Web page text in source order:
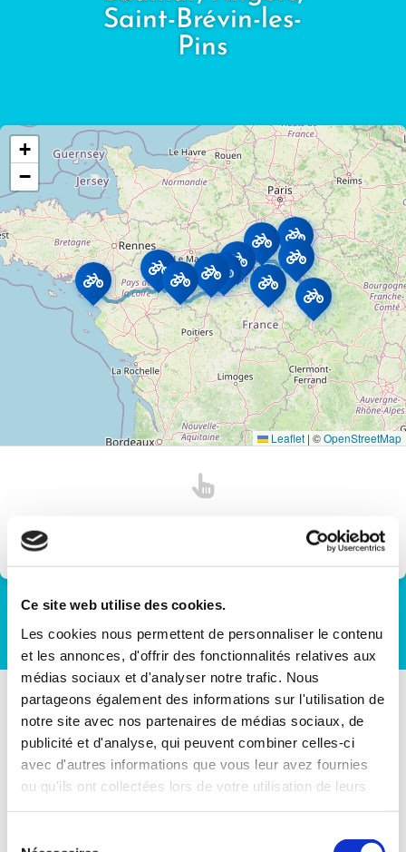
Ce site web utilise des cookies.
Les cookies nous permettent de personnaliser le contenu
et les annonces, d'offrir des fonctionnalités relatives aux
médias sociaux et d'analyser notre trafic. Nous
partageons également des informations sur l'utilisation de
notre site avec nos partenaires de médias sociaux, de
publicité et d'analyse, qui peuvent combiner celles-ci
avec d'autres informations que vous leur avez fournies
ou qu'ils ont collectées lors de votre utilisation de leurs
Saint-Brévin-les-
Pins
+
−
Leaflet | ©OpenStreetMap
RÉSERVER UN VÉLO